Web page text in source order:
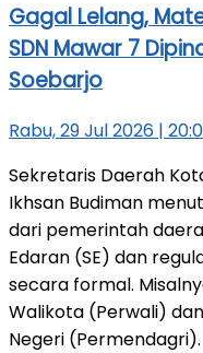
Gagal Lelang,
SDN Mawar 7
Soebarjo
Rabu, 29 Jul 2026 |
Sekretaris Daerah
Ikhsan Budiman
dari pemerintah
Edaran (SE) dan
secara formal.
Walikota (Perwali)
Negeri (Permendagri).